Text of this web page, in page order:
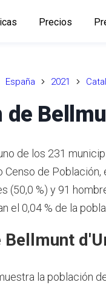
Precios
España 2021
de
de los 231
Censo de
(50,0 %) y 91
el 0,04 % de la
Bellmunt
la población